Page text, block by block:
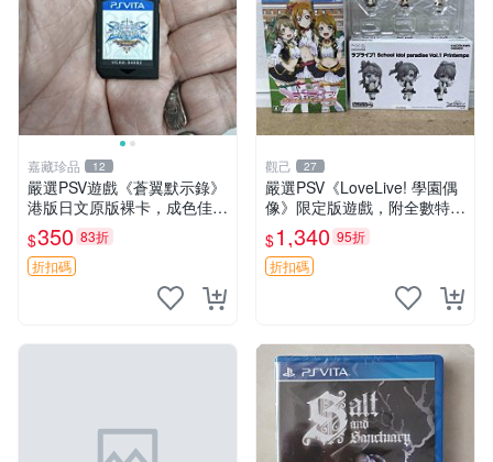
嘉藏珍品 12
嚴選PSV遊戲《蒼翼默示錄》
港版日文原版裸卡，成色佳
蒼翼 默示錄 PSV 港版
$350 83折
折扣碼
觀己 27
嚴選PSV《LoveLive! 學園偶
像》限定版遊戲，附全數特典
收藏必備 School Idol Paradis
e Vol.1 特典 PSV 游樂機
$1,340 95折
折扣碼